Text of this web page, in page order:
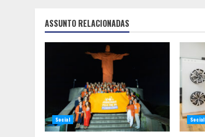
ASSUNTO RELACIONADAS
Social Social